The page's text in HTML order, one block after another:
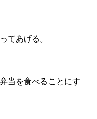
てあげる。
当を食べることにす